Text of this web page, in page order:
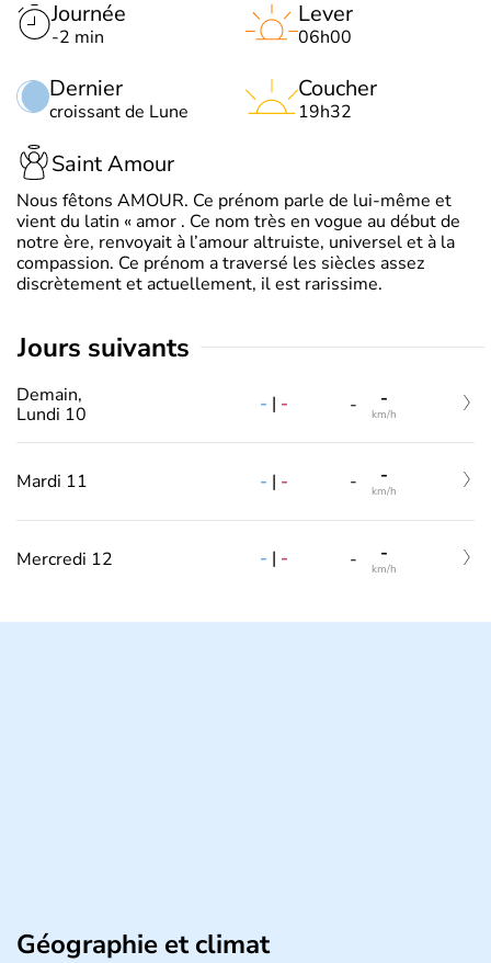
Journée
-2 min
Dernier
croissant de Lune
Lever
06h00
Coucher
19h32
Saint Amour
Nous fêtons AMOUR. Ce prénom parle de lui-même et
vient du latin « amor . Ce nom très en vogue au début de
notre ère, renvoyait à l’amour altruiste, universel et à la
compassion. Ce prénom a traversé les siècles assez
discrètement et actuellement, il est rarissime.
jours suivants
Demain,
Lundi 10
- | - - -
km/h
Mardi 11 - | - - -
km/h
Mercredi 12 - | - - -
km/h
Géographie et climat